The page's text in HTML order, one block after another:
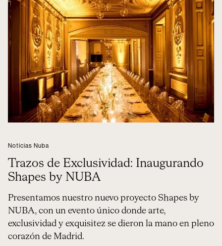
Noticias Nuba
Trazos de Exclusividad: Inaugurando
Shapes by NUBA
Presentamos nuestro nuevo proyecto Shapes by
NUBA, con un evento único donde arte,
exclusividad y exquisitez se dieron la mano en pleno
corazón de Madrid.